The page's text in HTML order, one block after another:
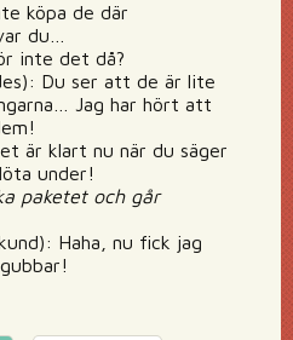
köpa de där
du…
inte det då?
Du ser att de är lite
Jag har hört att
är klart nu när du säger
under!
paketet och går
Haha, nu fick jag